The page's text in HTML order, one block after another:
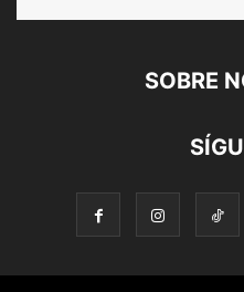
SOBRE